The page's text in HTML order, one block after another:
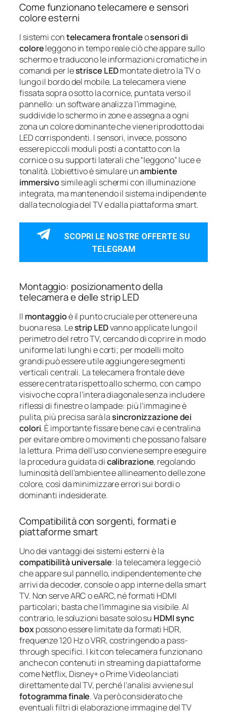
Come funzionano telecamere e sensori
colore esterni
I sistemi contelecamera frontaleosensori di
coloreleggono in tempo reale ciò che appare sullo
schermo e traducono le informazioni cromatiche in
comandi per lestrisce LEDmontate dietro la TV o
lungo il bordo del mobile. La telecamera viene
fissata sopra o sotto la cornice, puntata verso il
pannello: un software analizza l’immagine,
suddivide lo schermo in zone e assegna a ogni
zona un colore dominante che viene riprodotto dai
LED corrispondenti. I sensori, invece, possono
essere piccoli moduli posti a contatto con la
cornice o su supporti laterali che “leggono” luce e
tonalità. L’obiettivo è simulare unambiente
immersivosimile agli schermi con illuminazione
integrata, ma mantenendo il sistema indipendente
dalla tecnologia del TV e dalla piattaforma smart.
SCOPRI LE NOSTRE OFFERTE SU
TELEGRAM
Montaggio: posizionamento della
telecamera e delle strip LED
Il montaggioè il punto cruciale per ottenere una
buona resa. Lestrip LEDvanno applicate lungo il
perimetro del retro TV, cercando di coprire in modo
uniforme lati lunghi e corti; per modelli molto
grandi può essere utile aggiungere segmenti
verticali centrali. La telecamera frontale deve
essere centrata rispetto allo schermo, con campo
visivo che copra l’intera diagonale senza includere
riflessi di finestre o lampade: più l’immagine è
pulita, più precisa sarà lasincronizzazione dei
colori. È importante fissare bene cavi e centralina
per evitare ombre o movimenti che possano falsare
la lettura. Prima dell’uso conviene sempre eseguire
la procedura guidata dicalibrazione, regolando
luminosità dell’ambiente e allineamento delle zone
colore, così da minimizzare errori sui bordi o
dominanti indesiderate.
Compatibilità con sorgenti, formati e
piattaforme smart
Uno dei vantaggi dei sistemi esterni è la
compatibilità universale: la telecamera legge ciò
che appare sul pannello, indipendentemente che
arrivi da decoder, console o app interne della smart
TV. Non serve ARC o eARC, né formati HDMI
particolari; basta che l’immagine sia visibile. Al
contrario, le soluzioni basate solo su HDMI sync
boxpossono essere limitate da formati HDR,
frequenze 120 Hz o VRR, costringendo a pass-
through specifici. I kit con telecamera funzionano
anche con contenuti in streaming da piattaforme
come Netflix, Disney+ o Prime Video lanciati
direttamente dal TV, perché l’analisi avviene sul
fotogramma finale. Va però considerato che
eventuali filtri di elaborazione immagine del TV